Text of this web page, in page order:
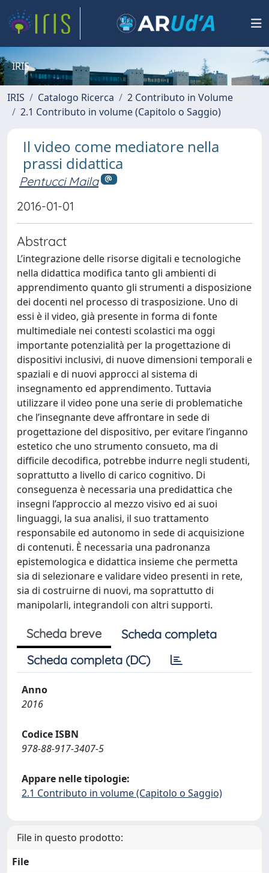
IRIS
IRIS Catalogo Ricerca
2 Contributo in Volume
2.1 Contributo in volume (Capitolo o Saggio)
Il video come mediatore nella
prassi didattica
Pentucci Maila
2016-01-01
Abstract
L’integrazione delle risorse digitali e tecnologiche
nella didattica modifica tanto gli ambienti di
apprendimento quanto gli strumenti a disposizione
dei docenti nel processo di trasposizione. Uno di
essi è il video, già presente in forma di fonte
multimediale nei contesti scolastici ma oggi
importante potenzialità per la progettazione di
dispositivi inclusivi, di nuove dimensioni temporali e
spaziali e di nuovi approcci al sistema di
insegnamento ed apprendimento. Tuttavia
utilizzare il video pone una serie di problematiche
che l’insegnante deve affrontare in sede di
progettazione del dispositivo, per evitare l’inganno
estetico che uno strumento consueto, ma di
difficile decodifica, potrebbe indurre negli studenti,
soprattutto a livello di carico cognitivo. Di
conseguenza è necessaria una predidattica che
insegni l’approccio al mezzo visivo ed ai suoi
linguaggi, la sua analisi, il suo trattamento
responsabile ed autonomo in sede di acquisizione
di contenuti. È necessaria una padronanza
epistemologica e didattica insieme che permetta
sia di selezionare e validare video presenti in rete,
sia di costruirne di nuovi, ma soprattutto di
manipolarli, integrandoli con altri supporti.
Scheda breve
Scheda completa
Scheda completa (DC)
Anno
2016
Codice ISBN
978-88-917-3407-5
Appare nelle tipologie:
2.1 Contributo in volume (Capitolo o Saggio)
File in questo prodotto:
File